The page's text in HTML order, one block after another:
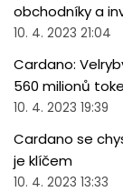
obchodníky a
10. 4. 2023 21:04
Cardano:
560 milionů
10. 4. 2023 19:39
Cardano se
je klíčem
10. 4. 2023 13:33